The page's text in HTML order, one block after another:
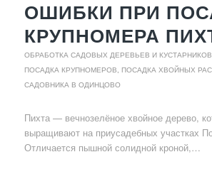
ОШИБКИ ПРИ
КРУПНОМЕРА
ОБРАБОТКА САДОВЫХ ДЕРЕВЬЕВ И
ПОСАДКА КРУПНОМЕРОВ
ПОСАДКА ХВОЙНЫХ
САДОВНИКА В ОДИНЦОВО
Пихта — вечнозелёное хвойное дерево,
выращивают на приусадебных участках
Отличается пышной солидной кроной,…